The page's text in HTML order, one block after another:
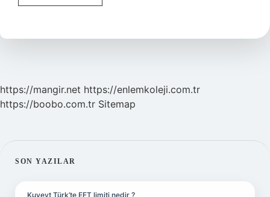
Kafa
Zamana
https://mangir.net https://enlemkoleji.com.tr
https://boobo.com.tr Sitemap
SIDEBAR
SON YAZILAR
Kuveyt Türk’te EFT limiti nedir ?